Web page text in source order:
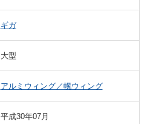
ギガ
大型
アルミウィング／幌ウィング
平成30年07月